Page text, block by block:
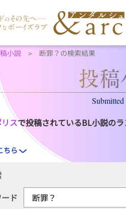
小説 断罪？の検索結果
Submitted
スで投稿されているBL小説のラ
ちら
ド